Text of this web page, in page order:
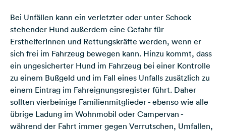
Bei Unfällen kann ein verletzter oder unter Schock
stehender Hund außerdem eine Gefahr für
ErsthelferInnen und Rettungskräfte werden, wenn er
sich frei im Fahrzeug bewegen kann. Hinzu kommt, dass
ein ungesicherter Hund im Fahrzeug bei einer Kontrolle
zu einem Bußgeld und im Fall eines Unfalls zusätzlich zu
einem Eintrag im Fahreignungsregister führt. Daher
sollten vierbeinige Familienmitglieder - ebenso wie alle
übrige Ladung im Wohnmobil oder Campervan -
während der Fahrt immer gegen Verrutschen, Umfallen,